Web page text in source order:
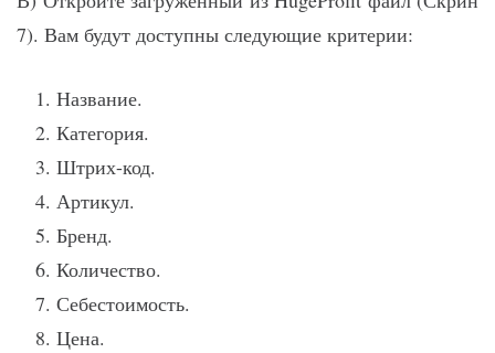
7). Вам будут доступны следующие критерии:
Название.
Категория.
Штрих-код.
Артикул.
Бренд.
Количество.
Себестоимость.
Цена.